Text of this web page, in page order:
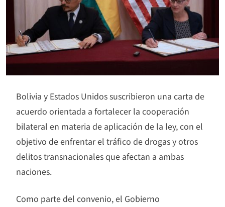
Bolivia y Estados Unidos suscribieron una carta de
acuerdo orientada a fortalecer la cooperación
bilateral en materia de aplicación de la ley, con el
objetivo de enfrentar el tráfico de drogas y otros
delitos transnacionales que afectan a ambas
naciones.
Como parte del convenio, el Gobierno